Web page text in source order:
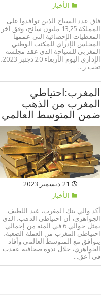
الأخبار
فاق عدد السياح الذين توافدوا على
المملكة 13,25 مليون سائح، وفق آخر
المعطيات الإحصائية التي عممها
المجلس الإدراي للمكتب الوطني
المغربي للسياحة الذي عقد مجلسه
الإداري اليوم الأربعاء 20 دجنبر 2023،
تحت ر...
المغرب:احتياطي
المغرب من الذهب
ضمن المتوسط العالمي
الأخبار
أكد والي بنك المغرب، عبد اللطيف
الجواهري، أن احتياطي الذهب، الذي
يمثل حوالي 6 في المئة من إجمالي
احتياطي المغرب من العملة الصعبة،
يتوافق مع المتوسط العالمي.وأفاد
الجواهري، خلال ندوة صحافية عقدت
في أعق...